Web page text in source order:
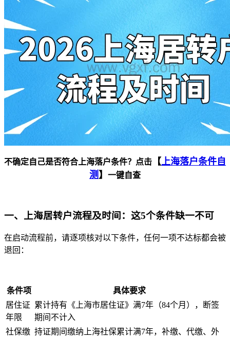
不确定自己是否符合上海落户条件？点击 【 上海落户条件自
测 】 一键自查
一、上海居转户流程及时间：这5个条件缺一不可
在启动流程前，请逐项核对以下条件，任何一项不达标都会被
退回：
条件项
具体要求
居住证
年限
累计持有《上海市居住证》满7年（84个月），断签
期间不计入
社保缴 持证期间缴纳上海社保累计满7年，补缴、代缴、外